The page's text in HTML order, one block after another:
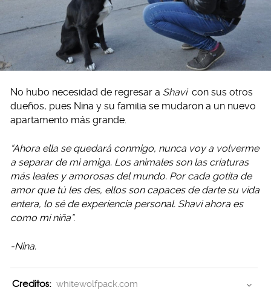
No hubo necesidad de regresar a Shavi con sus otros
dueños, pues Nina y su familia se mudaron a un nuevo
apartamento más grande.
“Ahora ella se quedará conmigo, nunca voy a volverme
a separar de mi amiga. Los animales son las criaturas
más leales y amorosas del mundo. Por cada gotita de
amor que tú les des, ellos son capaces de darte su vida
entera, lo sé de experiencia personal. Shavi ahora es
como mi niña”.
-Nina.
Creditos: whitewolfpack.com